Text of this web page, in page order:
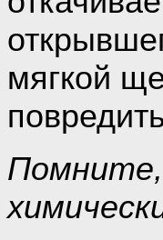
мягкой
Помните,